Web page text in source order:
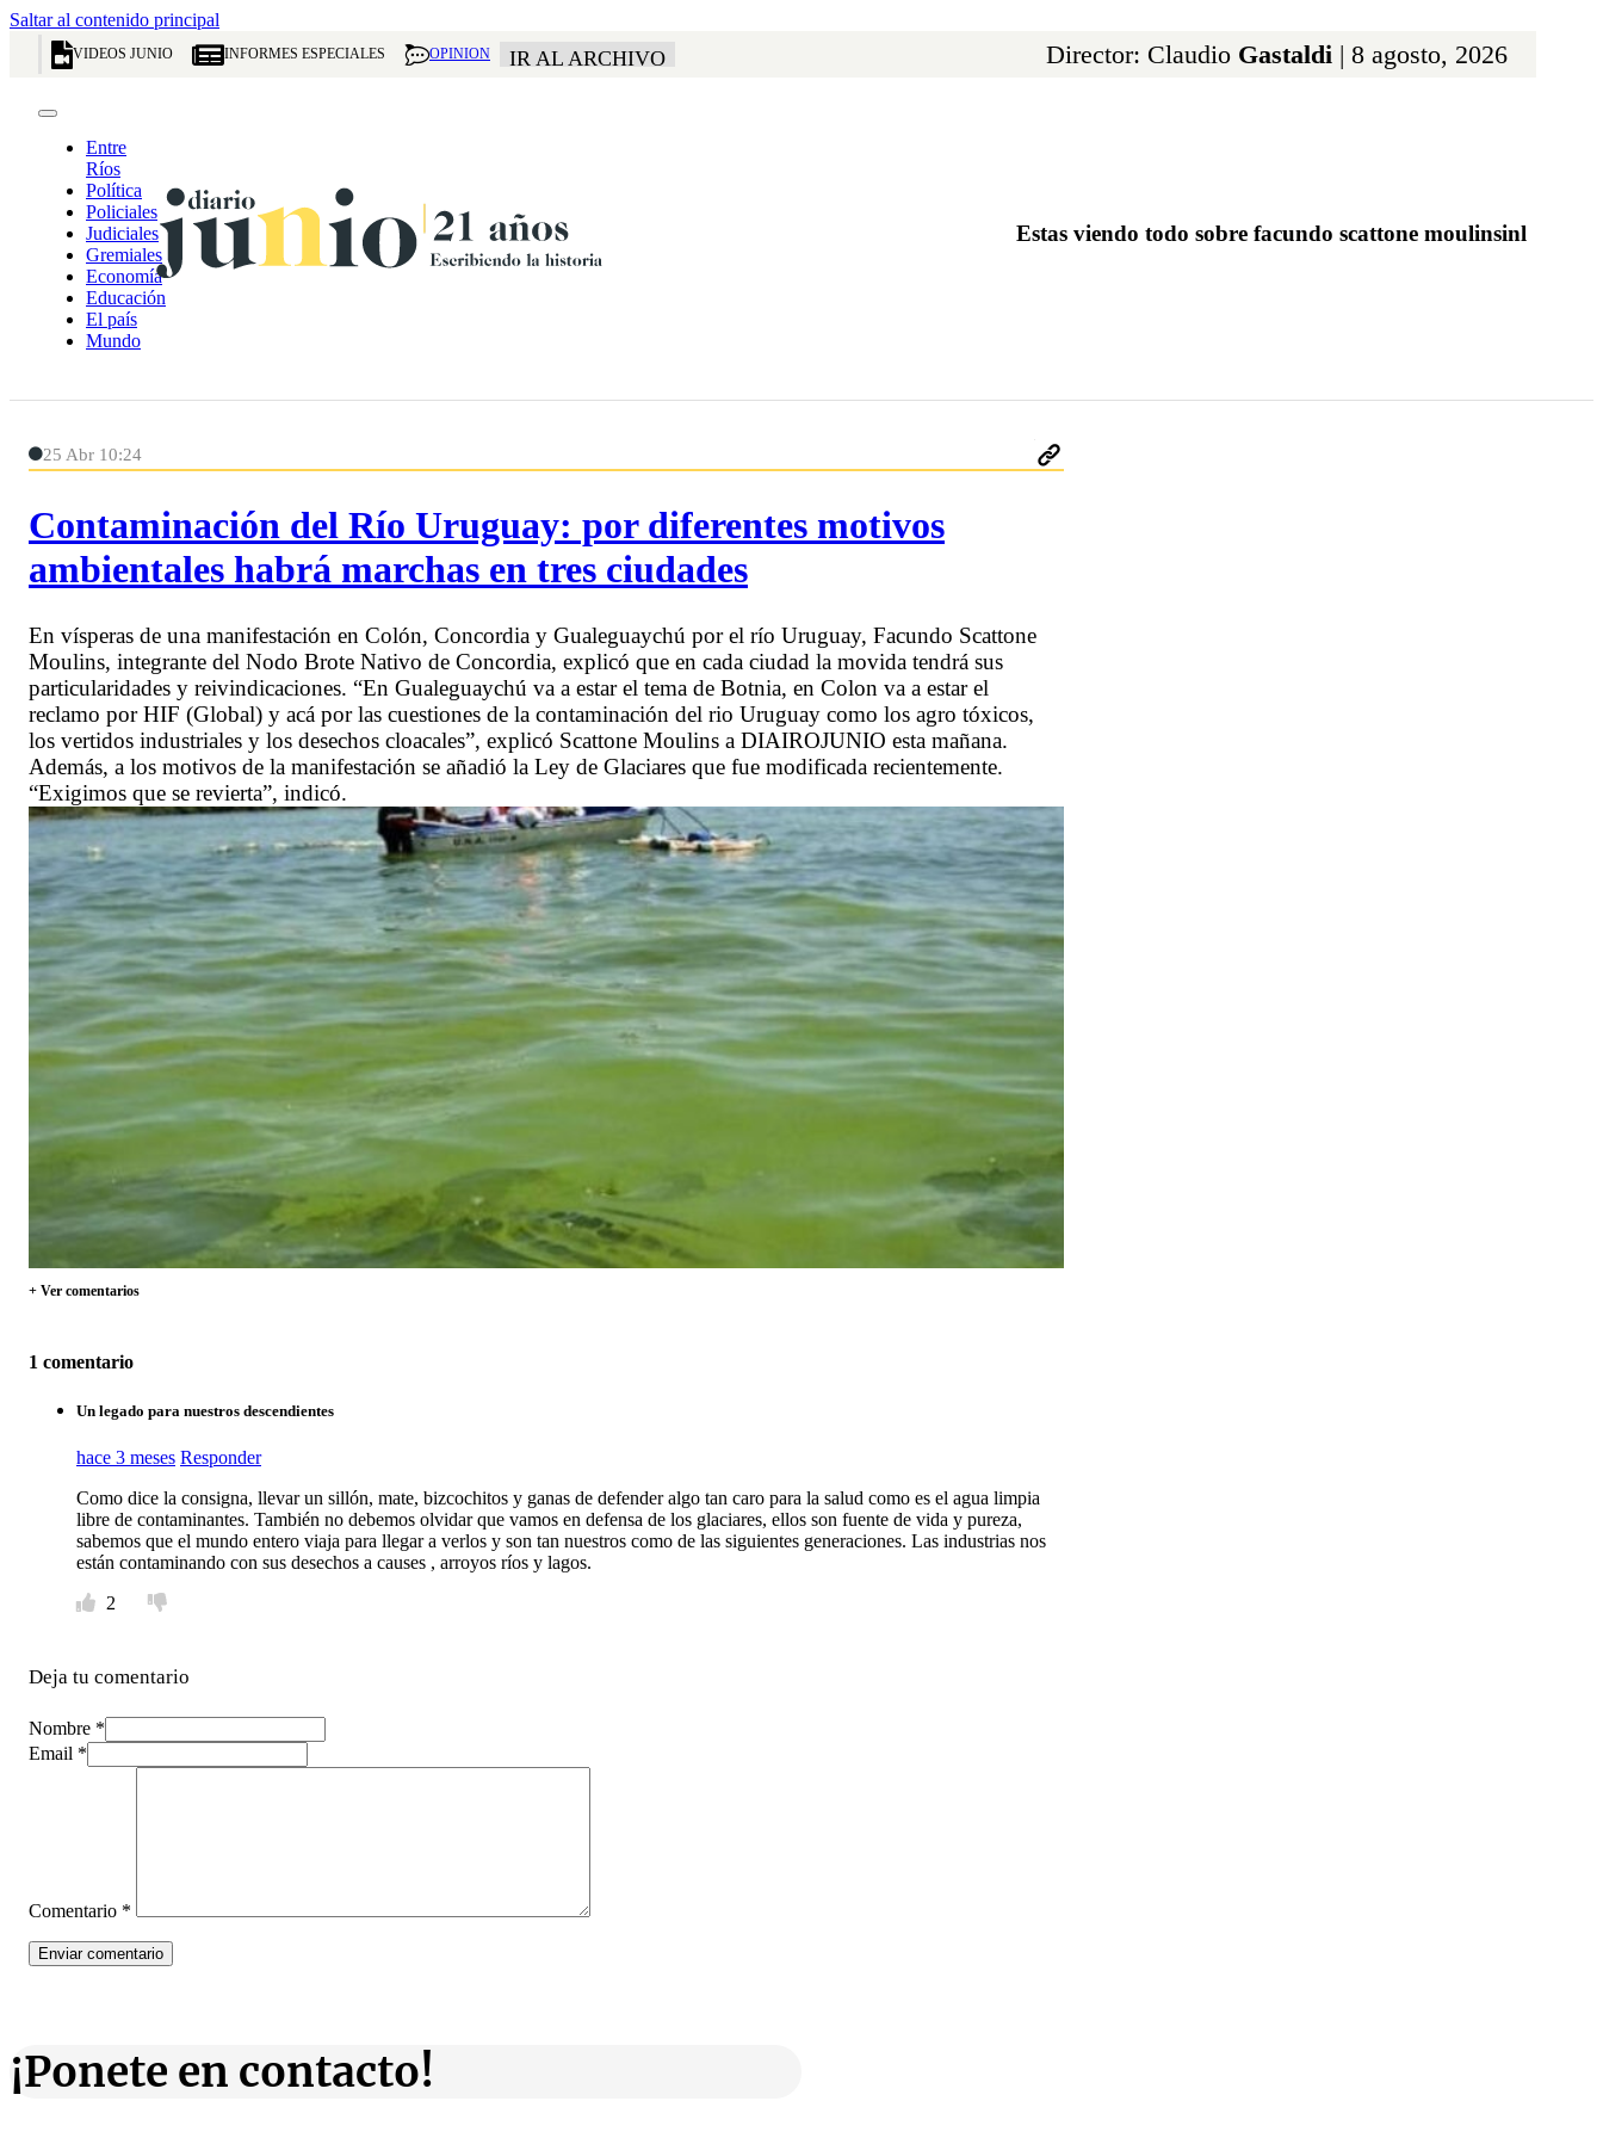
Saltar al contenido principal
VIDEOS JUNIO INFORMES ESPECIALES OPINION IR AL ARCHIVO Director: Claudio Gastaldi | 8 agosto, 2026
Entre
Ríos
Política
Policiales
Judiciales
Gremiales
Economía
Educación
El país
Mundo
Estas viendo todo sobre facundo scattone moulinsinl
25 Abr 10:24
Contaminación del Río Uruguay: por diferentes motivos
ambientales habrá marchas en tres ciudades
En vísperas de una manifestación en Colón, Concordia y Gualeguaychú por el río Uruguay, Facundo Scattone
Moulins, integrante del Nodo Brote Nativo de Concordia, explicó que en cada ciudad la movida tendrá sus
particularidades y reivindicaciones. “En Gualeguaychú va a estar el tema de Botnia, en Colon va a estar el
reclamo por HIF (Global) y acá por las cuestiones de la contaminación del rio Uruguay como los agro tóxicos,
los vertidos industriales y los desechos cloacales”, explicó Scattone Moulins a DIAIROJUNIO esta mañana.
Además, a los motivos de la manifestación se añadió la Ley de Glaciares que fue modificada recientemente.
“Exigimos que se revierta”, indicó.
+ Ver comentarios
1 comentario
Un legado para nuestros descendientes
hace 3 meses Responder
Como dice la consigna, llevar un sillón, mate, bizcochitos y ganas de defender algo tan caro para la salud como es el agua limpia
libre de contaminantes. También no debemos olvidar que vamos en defensa de los glaciares, ellos son fuente de vida y pureza,
sabemos que el mundo entero viaja para llegar a verlos y son tan nuestros como de las siguientes generaciones. Las industrias nos
están contaminando con sus desechos a causes , arroyos ríos y lagos.
2
Deja tu comentario
Nombre *
Email *
Comentario *
¡Ponete en contacto!